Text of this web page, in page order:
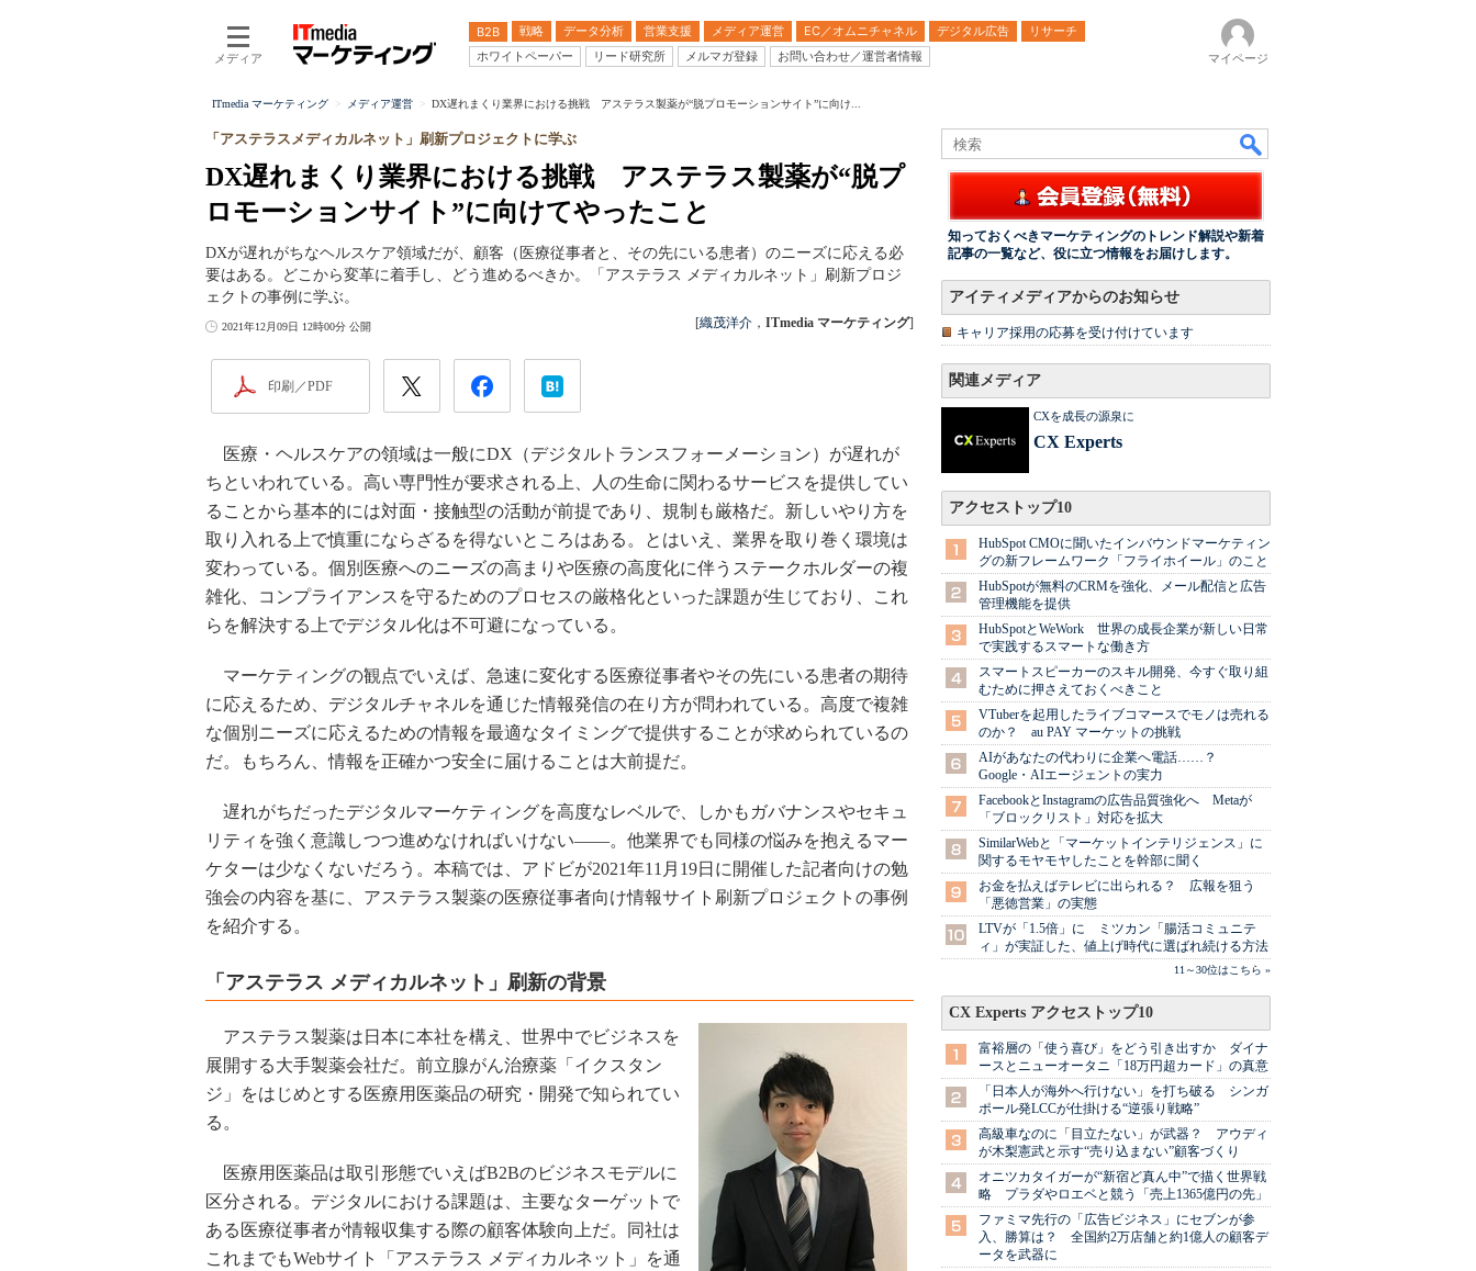
メディア
B2B 戦略 データ分析 営業支援 メディア運営 EC／オムニチャネル デジタル広告
リサーチ
ホワイトペーパー
リード研究所 メルマガ登録 お問い合わせ／運営者情報 マイページ
ITmedia マーケティング メディア運営 DX遅れまくり業界における挑戦 アステラス製薬が“脱プロモーションサイト”に向け...
DX遅れまくり業界における挑戦 アステラス製薬が“脱プ
ロモーションサイト”に向けてやったこと
「アステラスメディカルネット」刷新プロジェクトに学ぶ
DXが遅れがちなヘルスケア領域だが、顧客（医療従事者と、その先にいる患者）のニーズに応える必
要はある。どこから変革に着手し、どう進めるべきか。「アステラス メディカルネット」刷新プロジ
ェクトの事例に学ぶ。
2021年12月09日 12時00分 公開 [織茂洋介 ， ITmedia マーケティング]
印刷／PDF
医療・ヘルスケアの領域は一般にDX（デジタルトランスフォーメーション）が遅れが
ちといわれている。高い専門性が要求される上、人の生命に関わるサービスを提供してい
ることから基本的には対面・接触型の活動が前提であり、規制も厳格だ。新しいやり方を
取り入れる上で慎重にならざるを得ないところはある。とはいえ、業界を取り巻く環境は
変わっている。個別医療へのニーズの高まりや医療の高度化に伴うステークホルダーの複
雑化、コンプライアンスを守るためのプロセスの厳格化といった課題が生じており、これ
らを解決する上でデジタル化は不可避になっている。
マーケティングの観点でいえば、急速に変化する医療従事者やその先にいる患者の期待
に応えるため、デジタルチャネルを通じた情報発信の在り方が問われている。高度で複雑
な個別ニーズに応えるための情報を最適なタイミングで提供することが求められているの
だ。もちろん、情報を正確かつ安全に届けることは大前提だ。
遅れがちだったデジタルマーケティングを高度なレベルで、しかもガバナンスやセキュ
リティを強く意識しつつ進めなければいけない――。他業界でも同様の悩みを抱えるマー
ケターは少なくないだろう。本稿では、アドビが2021年11月19日に開催した記者向けの勉
強会の内容を基に、アステラス製薬の医療従事者向け情報サイト刷新プロジェクトの事例
を紹介する。
「アステラス メディカルネット」刷新の背景
アステラス製薬は日本に本社を構え、世界中でビジネスを
展開する大手製薬会社だ。前立腺がん治療薬「イクスタン
ジ」をはじめとする医療用医薬品の研究・開発で知られてい
る。
医療用医薬品は取引形態でいえばB2Bのビジネスモデルに
区分される。デジタルにおける課題は、主要なターゲットで
ある医療従事者が情報収集する際の顧客体験向上だ。同社は
これまでもWebサイト「アステラス メディカルネット」を通
知っておくべきマーケティングのトレンド解説や新着
記事の一覧など、役に立つ情報をお届けします。
アイティメディアからのお知らせ
キャリア採用の応募を受け付けています
関連メディア
CXを成長の源泉に
CX Experts
アクセストップ10
HubSpot CMOに聞いたインバウンドマーケティン
グの新フレームワーク「フライホイール」のこと
HubSpotが無料のCRMを強化、メール配信と広告
管理機能を提供
HubSpotとWeWork 世界の成長企業が新しい日常
で実践するスマートな働き方
スマートスピーカーのスキル開発、今すぐ取り組
むために押さえておくべきこと
VTuberを起用したライブコマースでモノは売れる
のか？ au PAY マーケットの挑戦
AIがあなたの代わりに企業へ電話……？
Google・AIエージェントの実力
FacebookとInstagramの広告品質強化へ Metaが
「ブロックリスト」対応を拡大
SimilarWebと「マーケットインテリジェンス」に
関するモヤモヤしたことを幹部に聞く
お金を払えばテレビに出られる？ 広報を狙う
「悪徳営業」の実態
LTVが「1.5倍」に ミツカン「腸活コミュニテ
ィ」が実証した、値上げ時代に選ばれ続ける方法
11～30位はこちら »
CX Experts アクセストップ10
富裕層の「使う喜び」をどう引き出すか ダイナ
ースとニューオータニ「18万円超カード」の真意
「日本人が海外へ行けない」を打ち破る シンガ
ポール発LCCが仕掛ける“逆張り戦略”
高級車なのに「目立たない」が武器？ アウディ
が木梨憲武と示す“売り込まない”顧客づくり
オニツカタイガーが“新宿ど真ん中”で描く世界戦
略 プラダやロエベと競う「売上1365億円の先」
ファミマ先行の「広告ビジネス」にセブンが参
入、勝算は？ 全国約2万店舗と約1億人の顧客デ
ータを武器に